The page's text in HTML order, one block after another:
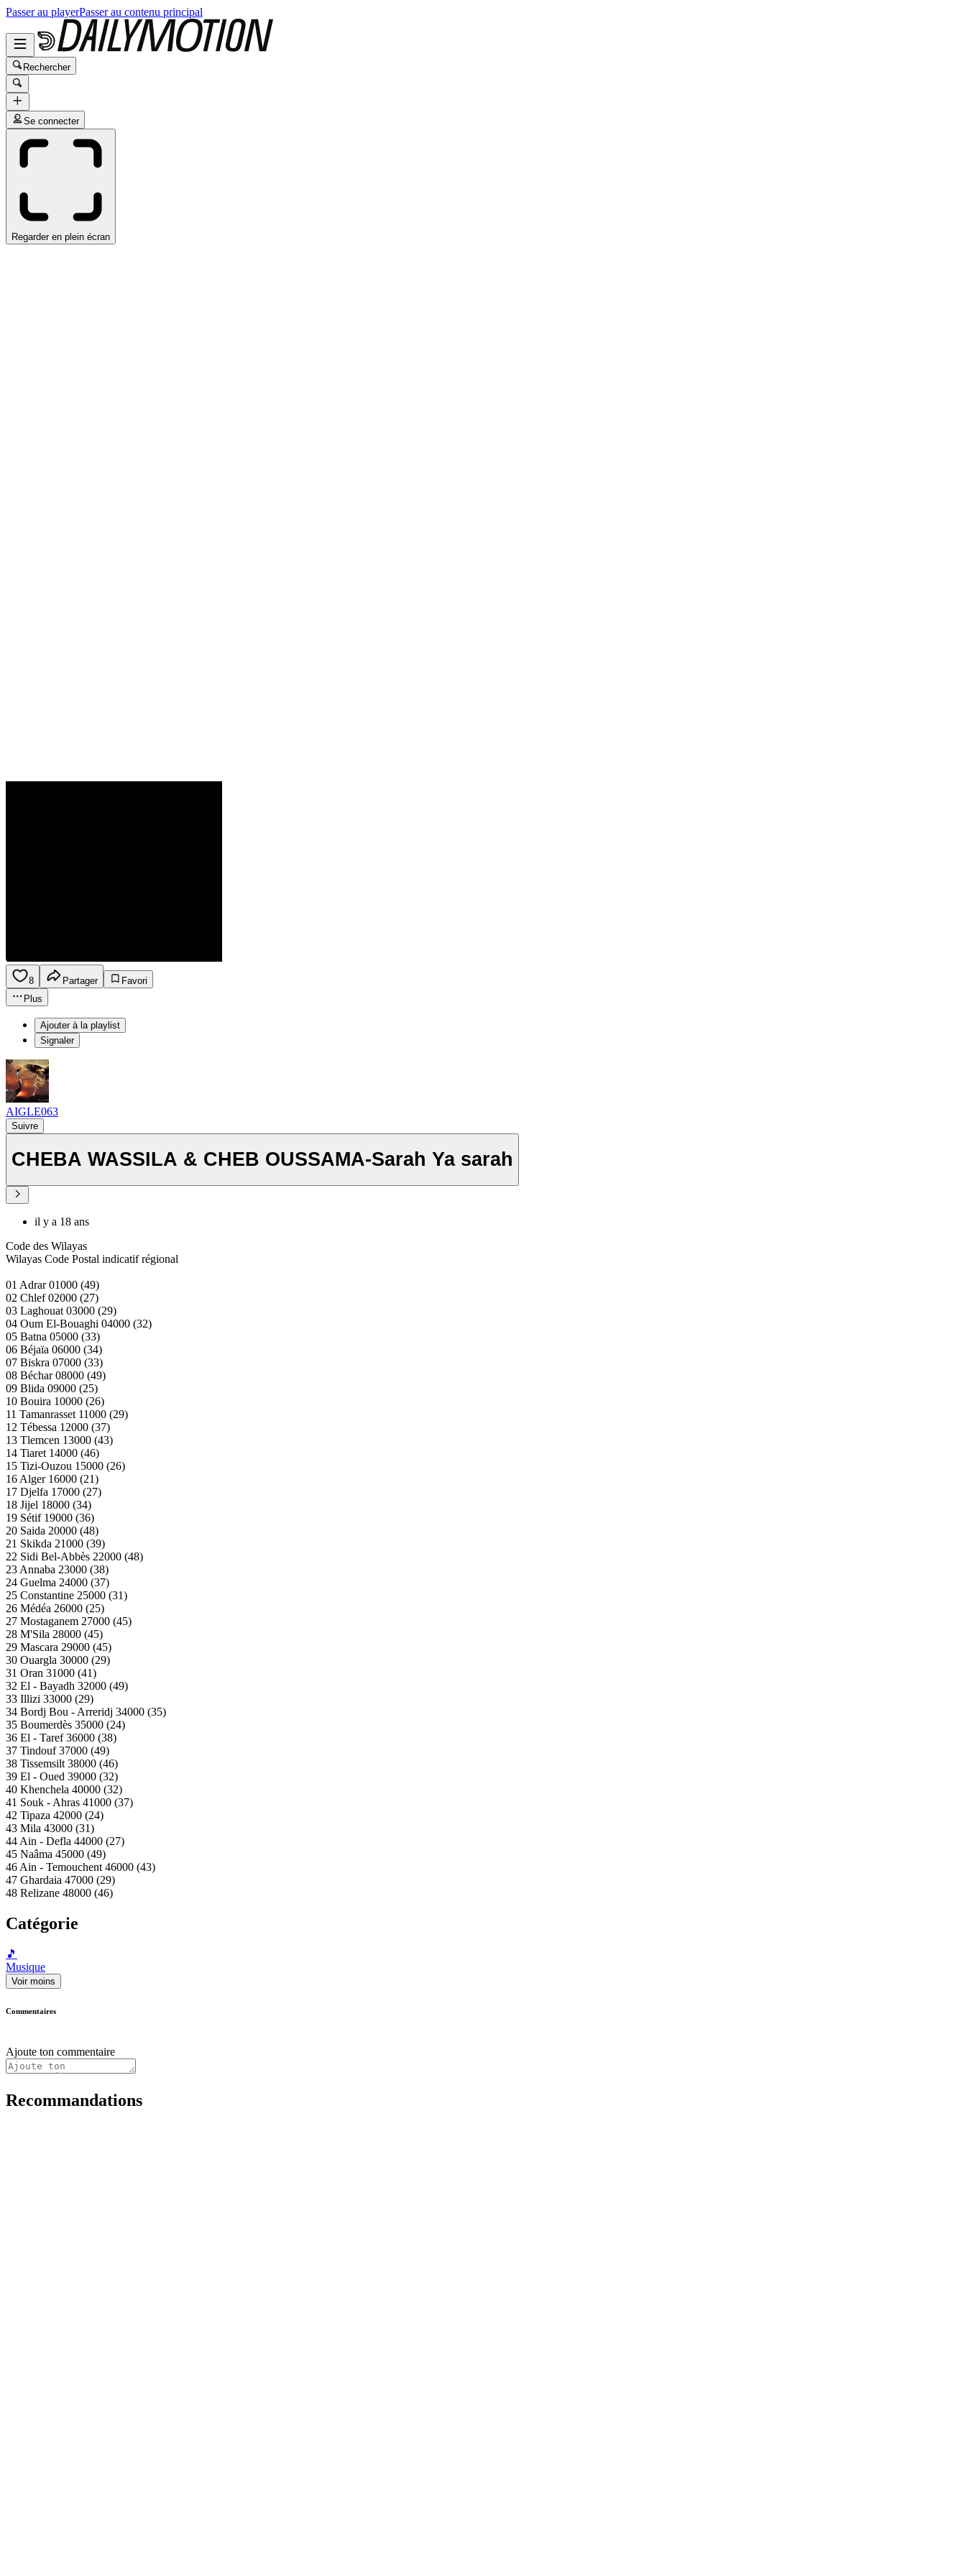
Passer au playerPasser au contenu principal
Rechercher
Se connecter
Regarder en plein écran
8 Partager
Favori
Plus
Ajouter à la playlist
Signaler
AIGLE063
Suivre
CHEBA WASSILA & CHEB OUSSAMA-Sarah Ya sarah
il y a 18 ans
Code des Wilayas
Wilayas Code Postal indicatif régional
01 Adrar 01000 (49)
02 Chlef 02000 (27)
03 Laghouat 03000 (29)
04 Oum El-Bouaghi 04000 (32)
05 Batna 05000 (33)
06 Béjaïa 06000 (34)
07 Biskra 07000 (33)
08 Béchar 08000 (49)
09 Blida 09000 (25)
10 Bouira 10000 (26)
11 Tamanrasset 11000 (29)
12 Tébessa 12000 (37)
13 Tlemcen 13000 (43)
14 Tiaret 14000 (46)
15 Tizi-Ouzou 15000 (26)
16 Alger 16000 (21)
17 Djelfa 17000 (27)
18 Jijel 18000 (34)
19 Sétif 19000 (36)
20 Saida 20000 (48)
21 Skikda 21000 (39)
22 Sidi Bel-Abbès 22000 (48)
23 Annaba 23000 (38)
24 Guelma 24000 (37)
25 Constantine 25000 (31)
26 Médéa 26000 (25)
27 Mostaganem 27000 (45)
28 M'Sila 28000 (45)
29 Mascara 29000 (45)
30 Ouargla 30000 (29)
31 Oran 31000 (41)
32 El - Bayadh 32000 (49)
33 Illizi 33000 (29)
34 Bordj Bou - Arreridj 34000 (35)
35 Boumerdès 35000 (24)
36 El - Taref 36000 (38)
37 Tindouf 37000 (49)
38 Tissemsilt 38000 (46)
39 El - Oued 39000 (32)
40 Khenchela 40000 (32)
41 Souk - Ahras 41000 (37)
42 Tipaza 42000 (24)
43 Mila 43000 (31)
44 Ain - Defla 44000 (27)
45 Naâma 45000 (49)
46 Ain - Temouchent 46000 (43)
47 Ghardaia 47000 (29)
48 Relizane 48000 (46)
Catégorie
🎵
Musique
Voir moins
Commentaires
Ajoute ton commentaire
Recommandations